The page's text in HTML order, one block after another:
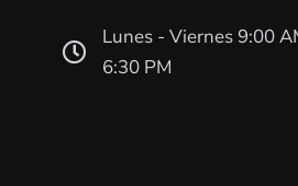
Lunes - Viernes 9:00
6:30 PM